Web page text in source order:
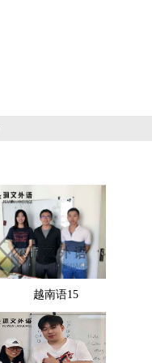
越南语15